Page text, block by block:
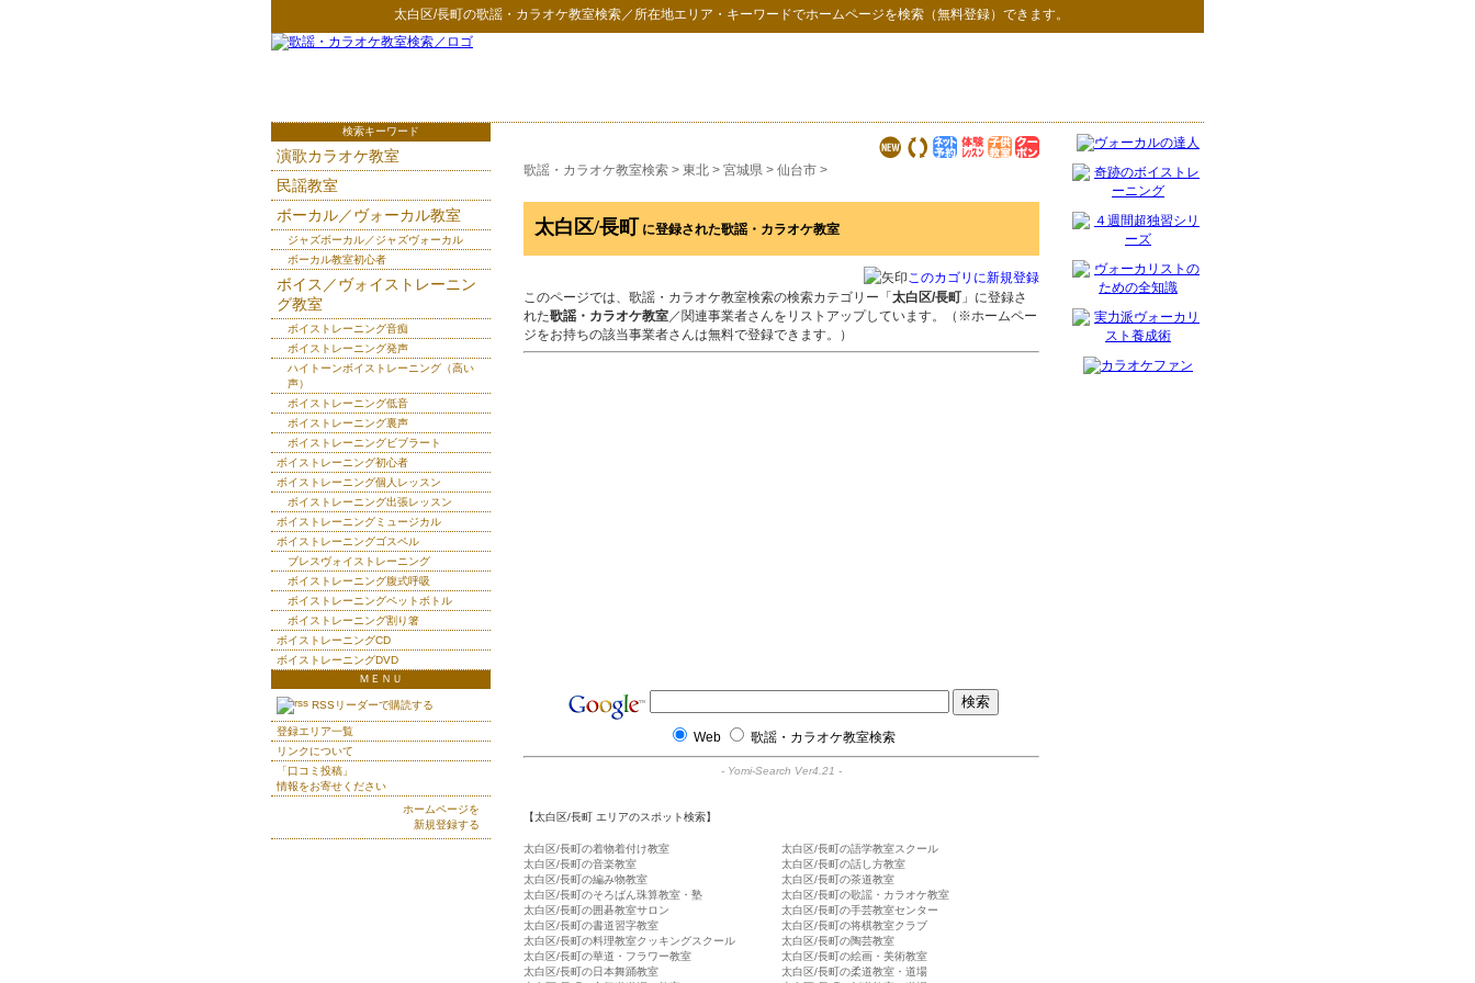
太白区/長町の歌謡・カラオケ教室検索／所在地エリア・キーワードでホームページを検索（無料登録）できます。
歌謡・カラオケ教室検索 > 東北 > 宮城県 > 仙台市 >
太白区/長町 に登録された歌謡・カラオケ教室
このカゴリに新規登録
このページでは、歌謡・カラオケ教室検索の検索カテゴリー「 太白区/長町 」に登録さ
れた歌謡・カラオケ教室／関連事業者さんをリストアップしています。（※ホームペー
ジをお持ちの該当事業者さんは無料で登録できます。）
Web 歌謡・カラオケ教室検索
- Yomi-Search Ver4.21 -
【太白区/長町 エリアのスポット検索】
太白区/長町の着物着付け教室
太白区/長町の語学教室スクール
太白区/長町の音楽教室
太白区/長町の話し方教室
太白区/長町の編み物教室
太白区/長町の茶道教室
太白区/長町のそろばん珠算教室・塾
太白区/長町の歌謡・カラオケ教室
太白区/長町の囲碁教室サロン
太白区/長町の手芸教室センター
太白区/長町の書道習字教室
太白区/長町の将棋教室クラブ
太白区/長町の料理教室クッキングスクール
太白区/長町の陶芸教室
太白区/長町の華道・フラワー教室
太白区/長町の絵画・美術教室
太白区/長町の日本舞踊教室
太白区/長町の柔道教室・道場
検索キーワード
演歌カラオケ教室
民謡教室
ボーカル／ヴォーカル教室
ジャズボーカル／ジャズヴォーカル
ボーカル教室初心者
ボイス／ヴォイストレーニン
グ教室
ボイストレーニング音痴
ボイストレーニング発声
ハイトーンボイストレーニング（高い
声）
ボイストレーニング低音
ボイストレーニング裏声
ボイストレーニングビブラート
ボイストレーニング初心者
ボイストレーニング個人レッスン
ボイストレーニング出張レッスン
ボイストレーニングミュージカル
ボイストレーニングゴスペル
ブレスヴォイストレーニング
ボイストレーニング腹式呼吸
ボイストレーニングペットボトル
ボイストレーニング割り箸
ボイストレーニングCD
ボイストレーニングDVD
ＭＥＮＵ
RSSリーダーで購読する
登録エリア一覧
リンクについて
「口コミ投稿」
情報をお寄せください
ホームページを
新規登録する